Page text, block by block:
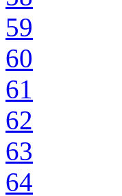
59
60
61
62
63
64